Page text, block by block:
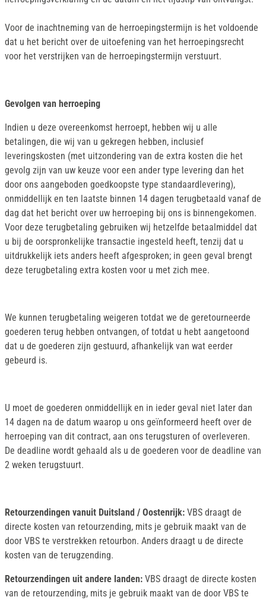
Voor de inachtneming van de herroepingstermijn is het voldoende
dat u het bericht over de uitoefening van het herroepingsrecht
voor het verstrijken van de herroepingstermijn verstuurt.
Gevolgen van herroeping
Indien u deze overeenkomst herroept, hebben wij u alle
betalingen, die wij van u gekregen hebben, inclusief
leveringskosten (met uitzondering van de extra kosten die het
gevolg zijn van uw keuze voor een ander type levering dan het
door ons aangeboden goedkoopste type standaardlevering),
onmiddellijk en ten laatste binnen 14 dagen terugbetaald vanaf de
dag dat het bericht over uw herroeping bij ons is binnengekomen.
Voor deze terugbetaling gebruiken wij hetzelfde betaalmiddel dat
u bij de oorspronkelijke transactie ingesteld heeft, tenzij dat u
uitdrukkelijk iets anders heeft afgesproken; in geen geval brengt
deze terugbetaling extra kosten voor u met zich mee.
We kunnen terugbetaling weigeren totdat we de geretourneerde
goederen terug hebben ontvangen, of totdat u hebt aangetoond
dat u de goederen zijn gestuurd, afhankelijk van wat eerder
gebeurd is.
U moet de goederen onmiddellijk en in ieder geval niet later dan
14 dagen na de datum waarop u ons geïnformeerd heeft over de
herroeping van dit contract, aan ons terugsturen of overleveren.
De deadline wordt gehaald als u de goederen voor de deadline van
2 weken terugstuurt.
Retourzendingen vanuit Duitsland / Oostenrijk: VBS draagt de
directe kosten van retourzending, mits je gebruik maakt van de
door VBS te verstrekken retourbon. Anders draagt u de directe
kosten van de terugzending.
Retourzendingen uit andere landen: VBS draagt de directe kosten
van de retourzending, mits je gebruik maakt van de door VBS te